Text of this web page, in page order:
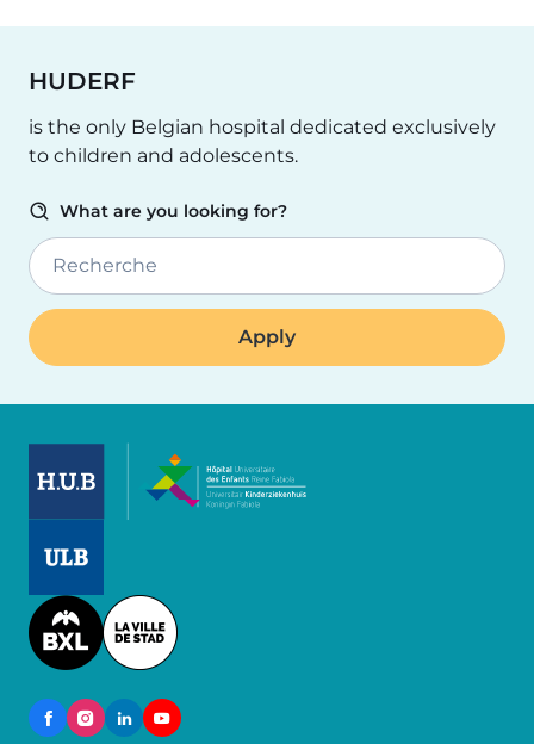
HUDERF
is the only Belgian hospital dedicated exclusively
to children and adolescents.
What are you looking for?
Recherche
Image